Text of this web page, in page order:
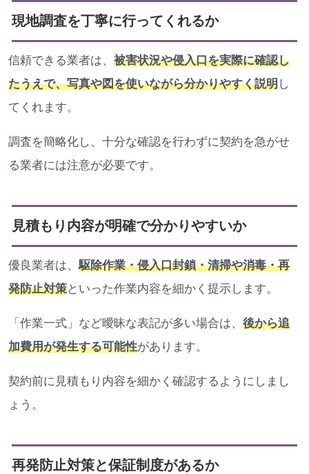
現地調査を丁寧に行ってくれるか
信頼できる業者は、 被害状況や侵入口を実際に確認し
たうえで、写真や図を使いながら分かりやすく説明し
てくれます。
調査を簡略化し、十分な確認を行わずに契約を急がせ
る業者には注意が必要です。
見積もり内容が明確で分かりやすいか
優良業者は、 駆除作業・侵入口封鎖・清掃や消毒・再
発防止対策といった作業内容を細かく提示します。
「作業一式」など曖昧な表記が多い場合は、 後から追
加費用が発生する可能性があります。
契約前に見積もり内容を細かく確認するようにしまし
ょう。
再発防止対策と保証制度があるか